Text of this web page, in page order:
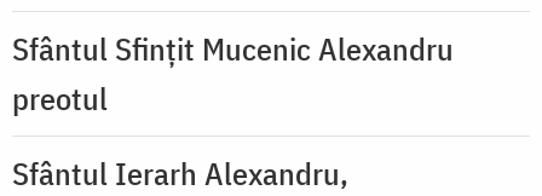
Sfântul Sfințit Mucenic Alexandru
preotul
Sfântul Ierarh Alexandru,